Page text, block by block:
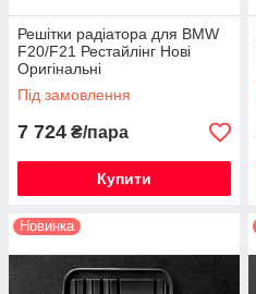
Решітки радіатора для BMW
F20/F21 Рестайлінг Нові
Оригінальні
Під замовлення
7 724 ₴/пара
Купити
Новинка